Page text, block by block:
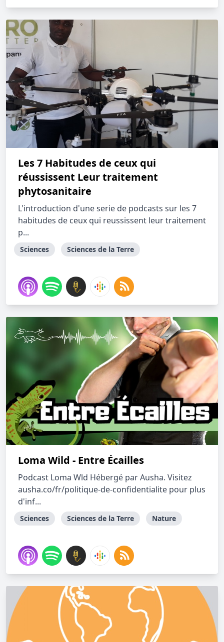
Les 7 Habitudes de ceux qui
réussissent Leur traitement
phytosanitaire
L'introduction d'une serie de podcasts sur les 7
habitudes de ceux qui reussissent leur traitement
p...
Sciences Sciences de la Terre
Loma Wild - Entre Écailles
Podcast Loma Wld Hébergé par Ausha. Visitez
ausha.co/fr/politique-de-confidentialite pour plus
d'inf...
Sciences Sciences de la Terre Nature